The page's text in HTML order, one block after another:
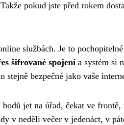
pokud jste před rokem
službách. Je to
šifrované spojenía systém si
stejně bezpečné jako vaše
jet na úřad, čekat ve
v neděli večer v jedenáct, v